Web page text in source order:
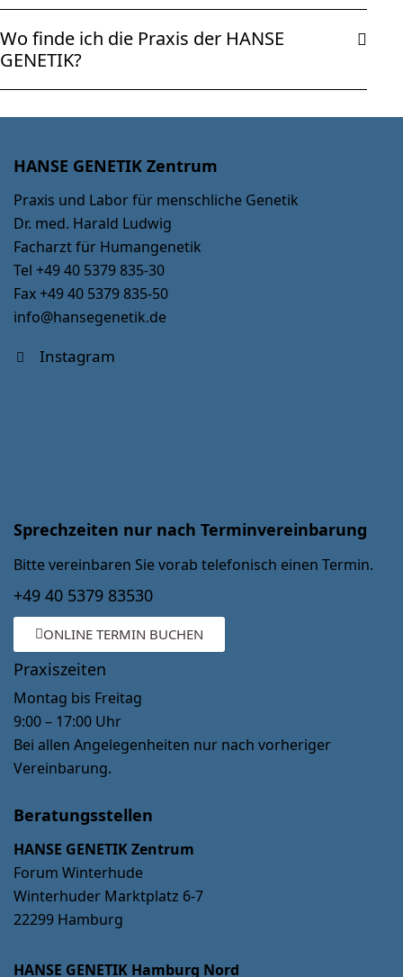
Wo finde ich die Praxis der HANSE
GENETIK?
HANSE GENETIK Zentrum
Praxis und Labor für menschliche Genetik
Dr. med. Harald Ludwig
Facharzt für Humangenetik
Tel +49 40 5379 835-30
Fax +49 40 5379 835-50
info@hansegenetik.de
Instagram
Sprechzeiten nur nach Terminvereinbarung
Bitte vereinbaren Sie vorab telefonisch einen Termin.
+49 40 5379 83530
ONLINE TERMIN BUCHEN
Praxiszeiten
Montag bis Freitag
9:00 – 17:00 Uhr
Bei allen Angelegenheiten nur nach vorheriger
Vereinbarung.
Beratungsstellen
HANSE GENETIK Zentrum
Forum Winterhude
Winterhuder Marktplatz 6-7
22299 Hamburg
HANSE GENETIK Hamburg Nord